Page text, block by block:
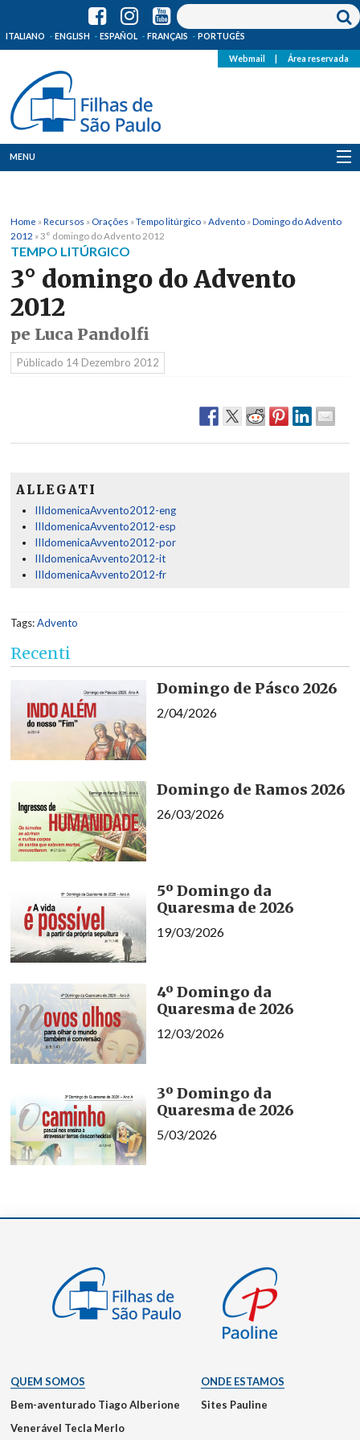
ITALIANO ENGLISH ESPAÑOL FRANÇAIS PORTUGÊS
Webmail Área reservada
MENU
Onde Estamos
Notícias
Recursos
Media
Home »Recursos » Orações »Tempo litúrgico » Advento »Domingo do Advento
2012 »3° domingo do Advento 2012
TEMPO LITÚRGICO
3° domingo do Advento
2012
pe Luca Pandolfi
Públicado 14 Dezembro 2012
ALLEGATI
IIIdomenicaAvvento2012-eng
IIIdomenicaAvvento2012-esp
IIIdomenicaAvvento2012-por
IIIdomenicaAvvento2012-it
IIIdomenicaAvvento2012-fr
Tags:Advento
Recenti
Domingo de Pásco 2026
2/04/2026
Domingo de Ramos 2026
26/03/2026
5º Domingo da
Quaresma de 2026
19/03/2026
4º Domingo da
Quaresma de 2026
12/03/2026
3º Domingo da
Quaresma de 2026
5/03/2026
QUEM SOMOS
Bem-aventurado Tiago Alberione
Venerável Tecla Merlo
ONDE ESTAMOS
Sites Pauline